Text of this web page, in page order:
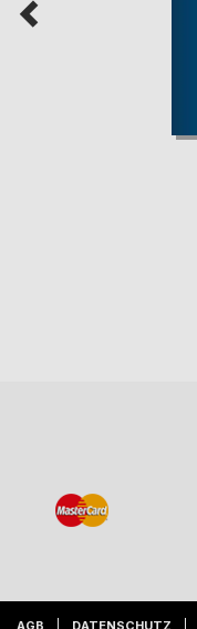
AGB DATENSCHUTZ